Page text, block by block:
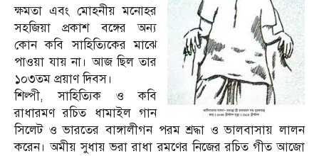
ক্ষমতা এবং মোহনীয় মনোহর
সহজিয়া প্রকাশ বঙ্গের অন্য
কোন কবি সাহিত্যিকের মাঝে
পাওয়া যায় না। আজ ছিল তার
১০৩তম প্রয়াণ দিবস।
শিল্পী, সাহিত্যিক ও কবি
রাধারমণ রচিত ধামাইল গান
সিলেট ও ভারতের বাঙ্গালীগন পরম শ্রদ্ধা ও ভালবাসায় লালন
করেন। অমীয় সুধায় ভরা রাধা রমণের নিজের রচিত গীত আজো